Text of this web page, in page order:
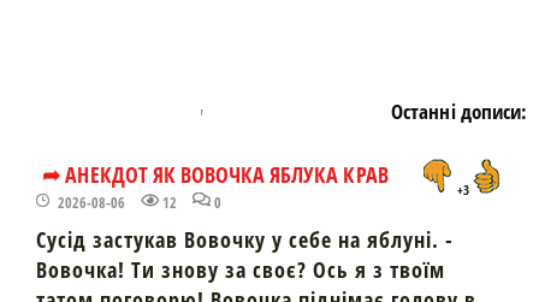
Останні дописи:
➦ АНЕКДОТ ЯК ВОВОЧКА ЯБЛУКА КРАВ
2026-08-06 12 0
+3
Сусід застукав Вовочку у себе на яблуні. -
Вовочка! Ти знову за своє? Ось я з твоїм